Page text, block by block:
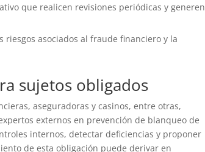
que realicen revisiones periódicas y generen
riesgos asociados al fraude financiero y la
sujetos obligados
aseguradoras y casinos, entre otras,
externos en prevención de blanqueo de
internos, detectar deficiencias y proponer
de esta obligación puede derivar en